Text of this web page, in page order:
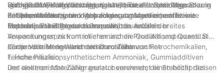
‌ gemäß GMP-Anforderungen, ‌ ist ein ideales Spezialgerät zum
Zählen, ‌ Abfüllung und ‌ Abpacken von Medikamenten wie
Kapseln, ‌ Tabletten und ‌ Granulat. ‌
verbessert die Verpackungsqualität, ‌ ist der zukünftige Star in
der pharmazeutischen Verpackungsanlagenindustrie
Hochgeschwindigkeitszählung und eine effiziente Verpackung
erreichen können, um die Anforderungen an eine effiziente
Produktion und Produktionsqualität zu erfüllen.
Süßigkeiten, Kartoffelchips, Kekse, Nüsse und andere
Lebensmittelverpackungen eingesetzt werden, um kleine
Materialpartikel genau zu messen, die Anzahl der
Verpackungen zu kontrollieren und die Qualität und Quantität
der produzierten Waren sicherzustellen.
3. Chemieindustrie
Elektronische Zählgranulatoren haben auch ein breites
Anwendungsspektrum im chemischen Produktionsprozess. Sie
können die Menge und den Durchfluss von Petrochemikalien,
Feinchemikalien, synthetischem Ammoniak, Gummiadditiven
und anderen Materialien genau berechnen, die Stabilität des
二:die Vorteile der elektronischen Zählmaschine
1. Hohe Präzision
Der elektronische Zählgranulator verwendet einen hochpräzisen